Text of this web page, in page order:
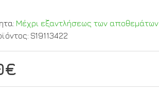
Μέχρι εξαντλήσεως των αποθεμάτων
S19113422